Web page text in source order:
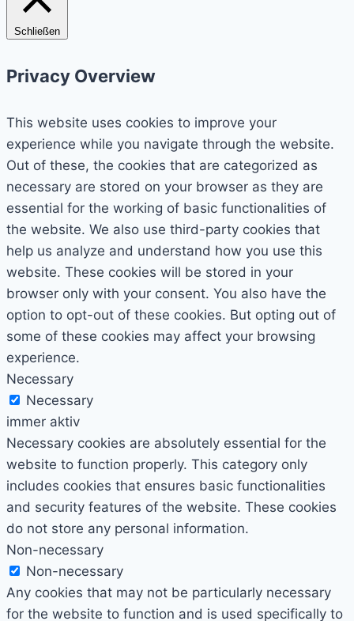
Schließen
Privacy Overview
This website uses cookies to improve your
experience while you navigate through the website.
Out of these, the cookies that are categorized as
necessary are stored on your browser as they are
essential for the working of basic functionalities of
the website. We also use third-party cookies that
help us analyze and understand how you use this
website. These cookies will be stored in your
browser only with your consent. You also have the
option to opt-out of these cookies. But opting out of
some of these cookies may affect your browsing
experience.
Necessary
Necessary
immer aktiv
Necessary cookies are absolutely essential for the
website to function properly. This category only
includes cookies that ensures basic functionalities
and security features of the website. These cookies
do not store any personal information.
Non-necessary
Non-necessary
Any cookies that may not be particularly necessary
for the website to function and is used specifically to